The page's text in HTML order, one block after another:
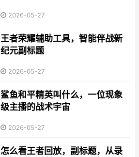
2026-05-27
王者荣耀辅助工具，智能伴战新
纪元副标题
2026-05-27
鲨鱼和平精英叫什么，一位现象
级主播的战术宇宙
2026-05-27
怎么看王者回放，副标题，从录